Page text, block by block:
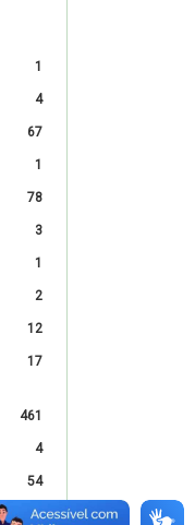
1
4
67
1
78
3
1
2
12
17
461
4
54
24